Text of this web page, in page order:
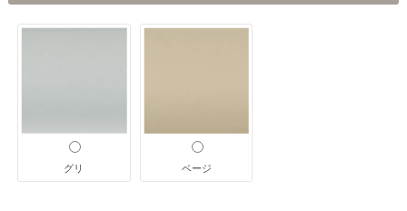
グリ ベージ